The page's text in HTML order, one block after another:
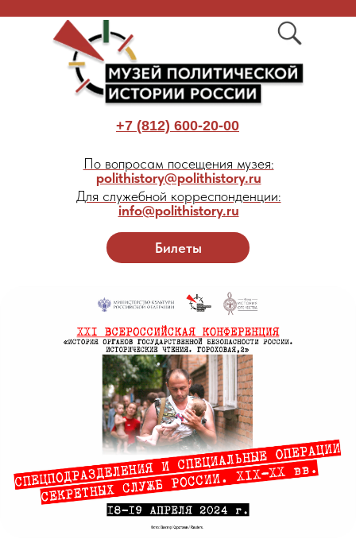
Билеты
+7 (812) 600-20-00
По вопросам посещения музея:
polithistory@polithistory.ru
Для служебной корреспонденции:
info@polithistory.ru